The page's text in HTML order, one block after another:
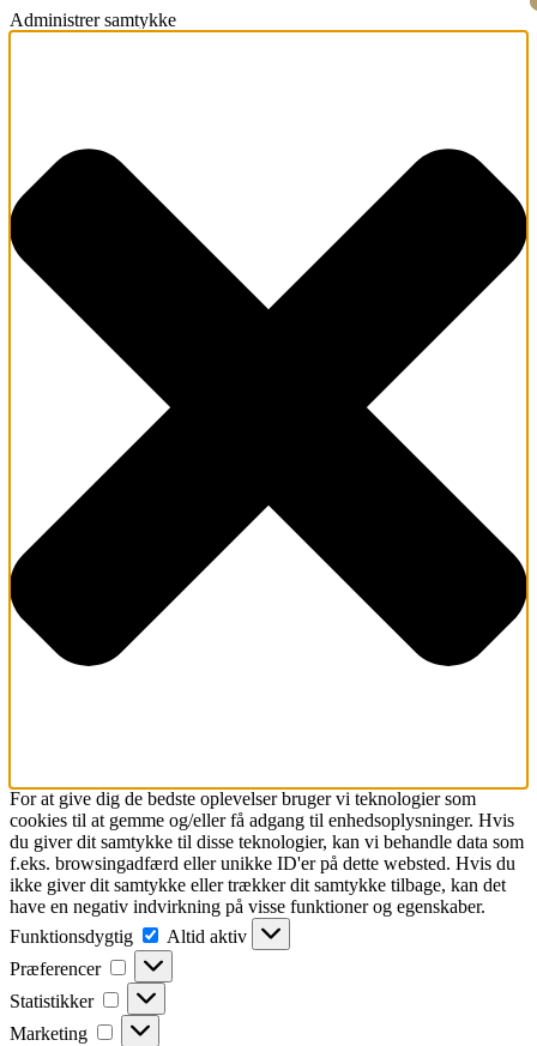
Administrer samtykke
For at give dig de bedste oplevelser bruger vi teknologier som
cookies til at gemme og/eller få adgang til enhedsoplysninger. Hvis
du giver dit samtykke til disse teknologier, kan vi behandle data som
f.eks. browsingadfærd eller unikke ID'er på dette websted. Hvis du
ikke giver dit samtykke eller trækker dit samtykke tilbage, kan det
have en negativ indvirkning på visse funktioner og egenskaber.
Funktionsdygtig
Funktionsdygtig
Altid aktiv
Præferencer
Præferencer
Statistikker Statistikker
Marketing Marketing